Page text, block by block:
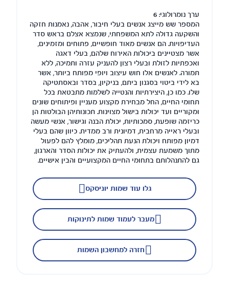
ערך נומרולוגי: 6
המספר שש מייצג אנשים בעלי חיבור, אהבה, נאמנות חזקה
והשקעה גדולה לתא המשפחתי, שנמצא אצלם בראש סדר
העדיפויות. הם אנשים מאוד חופשיים, פתוחים ומזמינים,
אשר מצטיינים ביכולות האירוח שלהם, בעלי דאגה
ואכפתיות לזולת ובעלי רצון להעניק עזרה ותמיכה, ללא
תמורה. לאנשים אלו חוש עיצוב ויופי מפותח ביותר, אשר
בא לידי ביטוי בסגנון ביתם, בניקיון, בסדר ובאסתטיקה
שלו. כמו כן, היצירתיות והנטייה לשלמות מתבטאת בכל
תחומי החיים, החל מבחירת מקצוע מעניין ופיתוחים שונים
ומקוריים ועד יכולות בישול מצוינות. תכונותיהן הבולטות הן
כריזמה שופעת, סמכותיות, יכולת הבנה וגישור, אנשי מעשה
ובעלי ראייה מרחבית, דמיונית ורב ממדית. כיוון שהם בעלי
דמיון מפותח ויכולת הנעת תהליכים, מומלץ להם לפעול
מתוך משמעת עצמית, ולהעתיק את יכולות הסדר והארגון,
גם להתנהלותם בתחומי החיים המקצועיים והבין אישיים.
מעבר לעמוד שמות לתינוקות
חזרה למחשבון השמות
גלו עוד שמות יוניסקס